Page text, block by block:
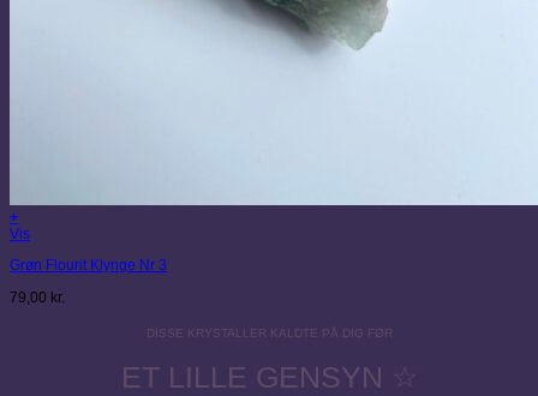
+
Vis
Grøn Flourit Klynge Nr 3
79,00 kr.
DISSE KRYSTALLER KALDTE PÅ DIG FØR
ET LILLE GENSYN ☆